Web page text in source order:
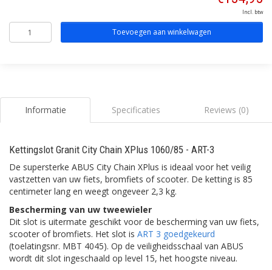
Incl. btw
Toevoegen aan winkelwagen
Informatie Specificaties Reviews (0)
Kettingslot Granit City Chain XPlus 1060/85 - ART-3
De supersterke ABUS City Chain XPlus is ideaal voor het veilig
vastzetten van uw fiets, bromfiets of scooter. De ketting is 85
centimeter lang en weegt ongeveer 2,3 kg.
Bescherming van uw tweewieler
Dit slot is uitermate geschikt voor de bescherming van uw fiets,
scooter of bromfiets. Het slot is ART 3 goedgekeurd
(toelatingsnr. MBT 4045). Op de veiligheidsschaal van ABUS
wordt dit slot ingeschaald op level 15, het hoogste niveau.